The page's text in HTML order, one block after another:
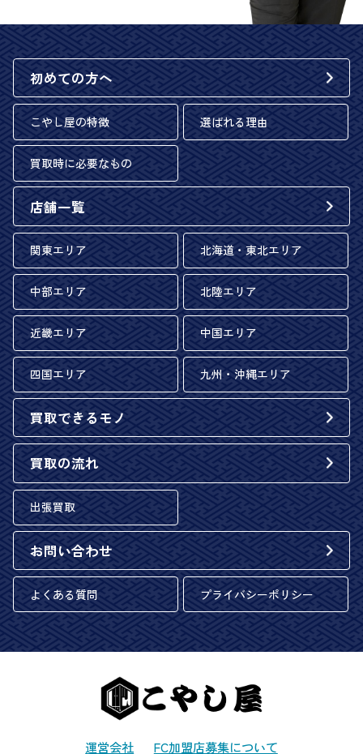
初めての方へ
こやし屋の特徴 選ばれる理由
買取時に必要なもの
店舗一覧
関東エリア 北海道・東北エリア
中部エリア 北陸エリア
近畿エリア 中国エリア
四国エリア 九州・沖縄エリア
買取できるモノ
買取の流れ
出張買取
お問い合わせ
よくある質問 プライバシーポリシー
運営会社 FC加盟店募集について